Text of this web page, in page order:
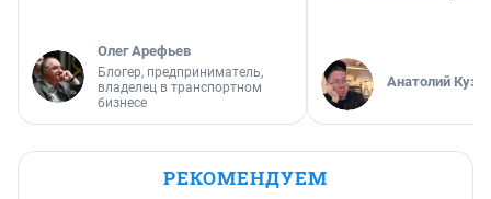
Олег Арефьев
Блогер, предприниматель,
владелец в транспортном
бизнесе
Анатолий
РЕКОМЕНДУЕМ